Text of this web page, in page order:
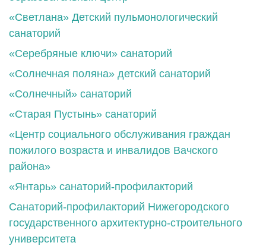
«Светлана» Детский пульмонологический
санаторий
«Серебряные ключи» санаторий
«Солнечная поляна» детский санаторий
«Солнечный» санаторий
«Старая Пустынь» санаторий
«Центр социального обслуживания граждан
пожилого возраста и инвалидов Вачского
района»
«Янтарь» санаторий-профилакторий
Санаторий-профилакторий Нижегородского
государственного архитектурно-строительного
университета